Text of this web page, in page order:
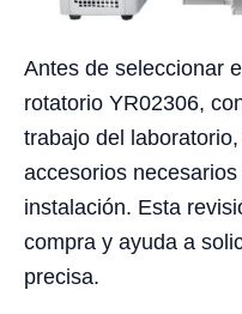
Antes de seleccionar
rotatorio YR02306,
trabajo del
accesorios
instalación. Esta
compra y ayuda a
precisa.